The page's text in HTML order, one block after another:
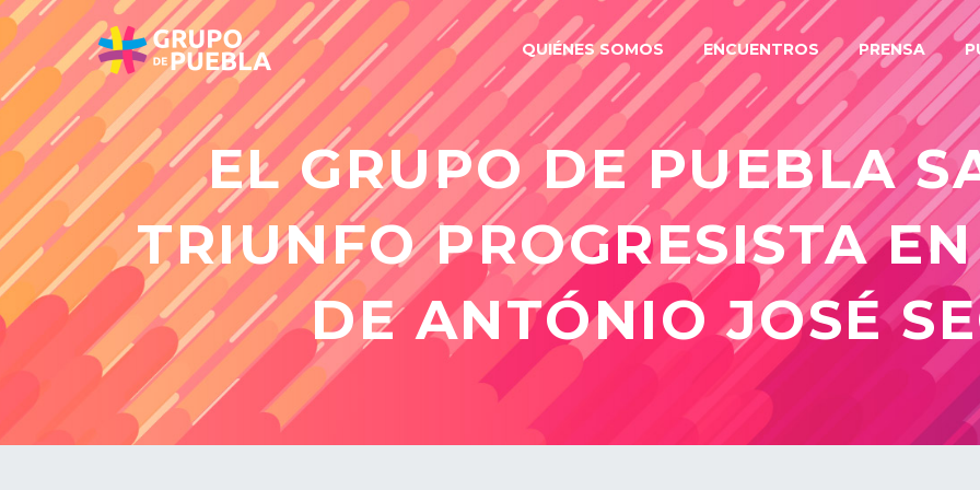
QUIÉNES SOMOS ENCUENTROS PRENSA
EL GRUPO DE PUEBLA
TRIUNFO PROGRESISTA
DE ANTÓNIO JOSÉ